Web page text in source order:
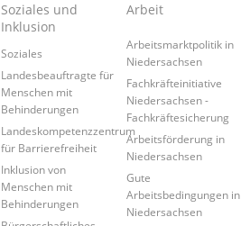
Soziales und
Inklusion
Soziales
Landesbeauftragte für
Menschen mit
Behinderungen
Landeskompetenzzentrum
für Barrierefreiheit
Inklusion von
Menschen mit
Behinderungen
Arbeit
Arbeitsmarktpolitik in
Niedersachsen
Fachkräfteinitiative
Niedersachsen -
Fachkräftesicherung
Arbeitsförderung in
Niedersachsen
Gute
Arbeitsbedingungen in
Niedersachsen